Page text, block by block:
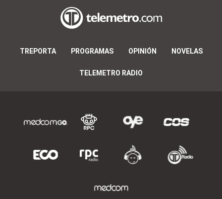
TREPORTA PROGRAMAS OPINIÓN NOVELAS
TELEMETRO RADIO